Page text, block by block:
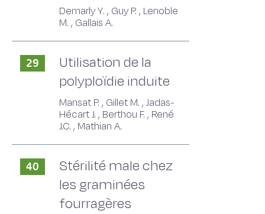
Demarly Y. , Guy P. , Lenoble
M. , Gallais A.
29
Utilisation de la
polyploïdie induite
Mansat P. , Gillet M. , Jadas-
Hécart J. , Berthou F. , René
J.C. , Mathian A.
40
Stérilité male chez
les graminées
fourragères